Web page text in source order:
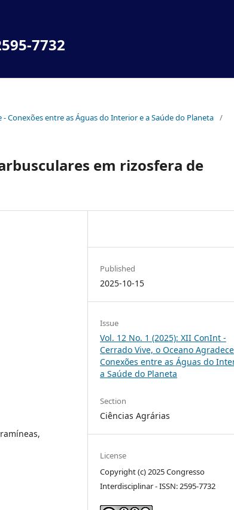
7732
Conexões entre as Águas do Interior e a Saúde do Planeta /
em rizosfera de
Published
2025-10-15
Issue
Vol. 12 No. 1 (2025): XII ConInt -
Cerrado Vive, o Oceano
Conexões entre as Águas do
a Saúde do Planeta
Section
Ciências Agrárias
License
Copyright (c) 2025 Congresso
Interdisciplinar - ISSN: 2595-7732